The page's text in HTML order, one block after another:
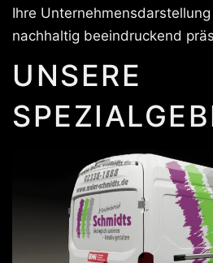
Ihre
nachhaltig beeindruckend
UNSERE